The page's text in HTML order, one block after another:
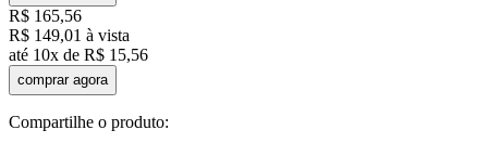
R$ 165,56
R$ 149,01 à vista
até 10x de R$ 15,56
comprar agora
Compartilhe o produto: